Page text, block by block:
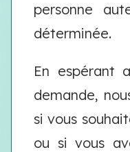
personne
déterminée.
En espérant
demande,
si vous
ou si vous